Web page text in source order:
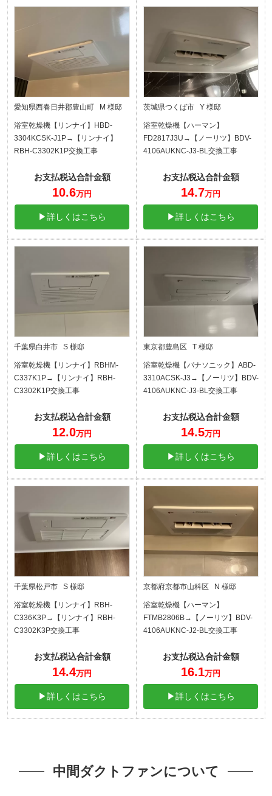
愛知県西春日井郡豊山町 M 様邸
浴室乾燥機【リンナイ】HBD-
3304KCSK-J1P→【リンナイ】
RBH-C3302K1P交換工事
お支払税込合計金額
10.6万円
▶詳しくはこちら
茨城県つくば市 Y 様邸
浴室乾燥機【ハーマン】
FD2817J3U→【ノーリツ】BDV-
4106AUKNC-J3-BL交換工事
お支払税込合計金額
14.7万円
▶詳しくはこちら
千葉県白井市 S 様邸
浴室乾燥機【リンナイ】RBHM-
C337K1P→【リンナイ】RBH-
C3302K1P交換工事
お支払税込合計金額
12.0万円
▶詳しくはこちら
東京都豊島区 T 様邸
浴室乾燥機【パナソニック】ABD-
3310ACSK-J3→【ノーリツ】BDV-
4106AUKNC-J3-BL交換工事
お支払税込合計金額
14.5万円
▶詳しくはこちら
千葉県松戸市 S 様邸
浴室乾燥機【リンナイ】RBH-
C336K3P→【リンナイ】RBH-
C3302K3P交換工事
お支払税込合計金額
14.4万円
▶詳しくはこちら
京都府京都市山科区 N 様邸
浴室乾燥機【ハーマン】
FTMB2806B→【ノーリツ】BDV-
4106AUKNC-J2-BL交換工事
お支払税込合計金額
16.1万円
▶詳しくはこちら
中間ダクトファンについて